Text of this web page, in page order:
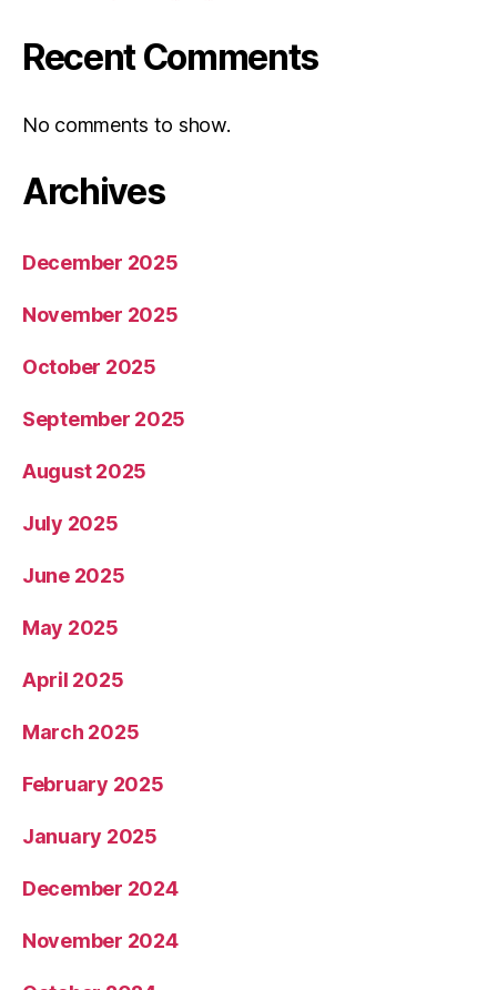
Recent Comments
No comments to show.
Archives
December 2025
November 2025
October 2025
September 2025
August 2025
July 2025
June 2025
May 2025
April 2025
March 2025
February 2025
January 2025
December 2024
November 2024